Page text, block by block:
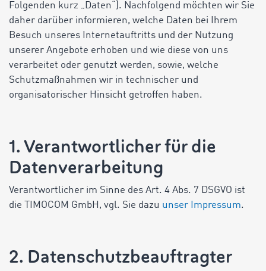
Folgenden kurz „Daten“). Nachfolgend möchten wir Sie
daher darüber informieren, welche Daten bei Ihrem
Besuch unseres Internetauftritts und der Nutzung
unserer Angebote erhoben und wie diese von uns
verarbeitet oder genutzt werden, sowie, welche
Schutzmaßnahmen wir in technischer und
organisatorischer Hinsicht getroffen haben.
1. Verantwortlicher für die
Datenverarbeitung
Verantwortlicher im Sinne des Art. 4 Abs. 7 DSGVO ist
die TIMOCOM GmbH, vgl. Sie dazu unser Impressum.
2. Datenschutzbeauftragter